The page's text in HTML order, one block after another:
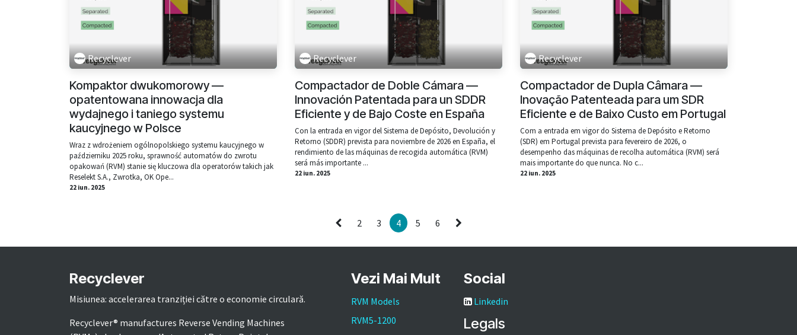
Recyclever
Kompaktor dwukomorowy —
opatentowana innowacja dla
wydajnego i taniego systemu
kaucyjnego w Polsce
Wraz z wdrożeniem ogólnopolskiego systemu kaucyjnego w
październiku 2025 roku, sprawność automatów do zwrotu
opakowań (RVM) stanie się kluczowa dla operatorów takich jak
Reselekt S.A., Zwrotka, OK Ope...
22 iun. 2025
Recyclever
Compactador de Doble Cámara —
Innovación Patentada para un SDDR
Eficiente y de Bajo Coste en España
Con la entrada en vigor del Sistema de Depósito, Devolución y
Retorno (SDDR) prevista para noviembre de 2026 en España, el
rendimiento de las máquinas de recogida automática (RVM)
será más importante ...
22 iun. 2025
Recyclever
Compactador de Dupla Câmara —
Inovação Patenteada para um SDR
Eficiente e de Baixo Custo em Portugal
Com a entrada em vigor do Sistema de Depósito e Retorno
(SDR) em Portugal prevista para fevereiro de 2026, o
desempenho das máquinas de recolha automática (RVM) será
mais importante do que nunca. No c...
22 iun. 2025
2 3 4 5 6
Recyclever
Misiunea: accelerarea tranziției către o economie circulară.
Recyclever® manufactures Reverse Vending Machines
Vezi Mai Mult
RVM Models
RVM5-1200
Social
Linkedin
Legals